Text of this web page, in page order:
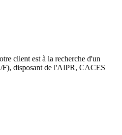
client est à la recherche d'un
F), disposant de l'AIPR, CACES